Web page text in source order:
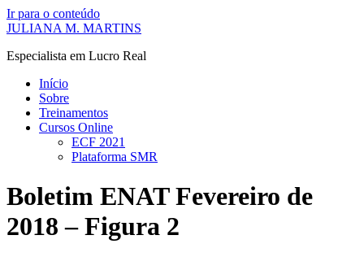
Ir para o conteúdo
JULIANA M. MARTINS
Especialista em Lucro Real
Início
Sobre
Treinamentos
Cursos Online
ECF 2021
Plataforma SMR
Boletim ENAT Fevereiro de
2018 – Figura 2